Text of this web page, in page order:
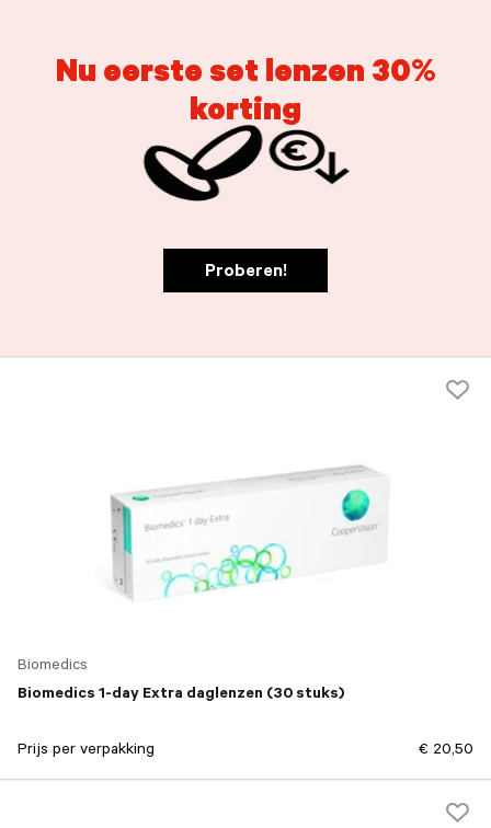
Nu eerste set lenzen 30%
korting
Proberen!
Biomedics
Biomedics 1-day Extra daglenzen (30 stuks)
Prijs per verpakking € 20,50